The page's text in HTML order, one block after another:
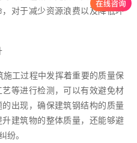
对于减少资源浪费以及降低环
工过程中发挥着重要的质量保
等进行检测，可以有效避免材
出现，确保建筑钢结构的质量
建筑物的整体质量，还能够避
纷。